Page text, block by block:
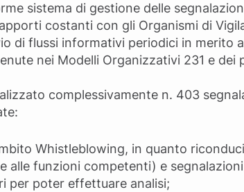
sistema di gestione delle
costanti con gli Organismi di
di flussi informativi periodici in merito
nei Modelli Organizzativi 231 e dei
complessivamente n. 403
Whistleblowing, in quanto
alle funzioni competenti) e
per poter effettuare analisi;